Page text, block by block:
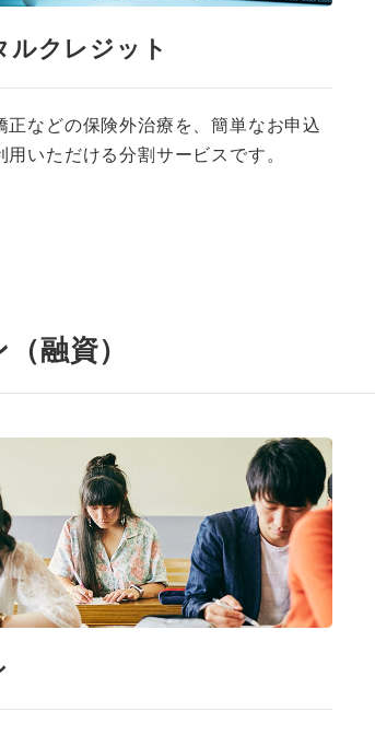
ルクレジット
正などの保険外治療を、簡単なお申込
いただける分割サービスです。
融資）